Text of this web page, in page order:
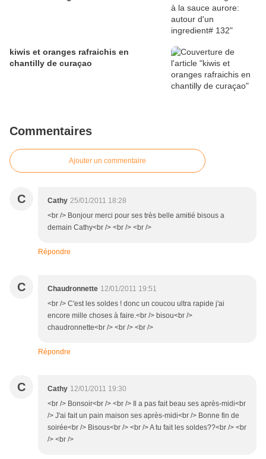
kiwis et oranges rafraichis en
chantilly de curaçao
Commentaires
Ajouter un commentaire
C Cathy 25/01/2011 18:28
<br /> Bonjour merci pour ses très belle amitié bisous a
demain Cathy<br /> <br /> <br />
Répondre
C Chaudronnette 12/01/2011 19:51
<br /> C'est les soldes ! donc un coucou ultra rapide j'ai
encore mille choses à faire.<br /> bisou<br />
chaudronnette<br /> <br /> <br />
Répondre
C Cathy 12/01/2011 19:30
<br /> Bonsoir<br /> <br /> Il a pas fait beau ses après-midi<br
/> J'ai fait un pain maison ses après-midi<br /> Bonne fin de
soirée<br /> Bisous<br /> <br /> A tu fait les soldes??<br /> <br
/> <br />